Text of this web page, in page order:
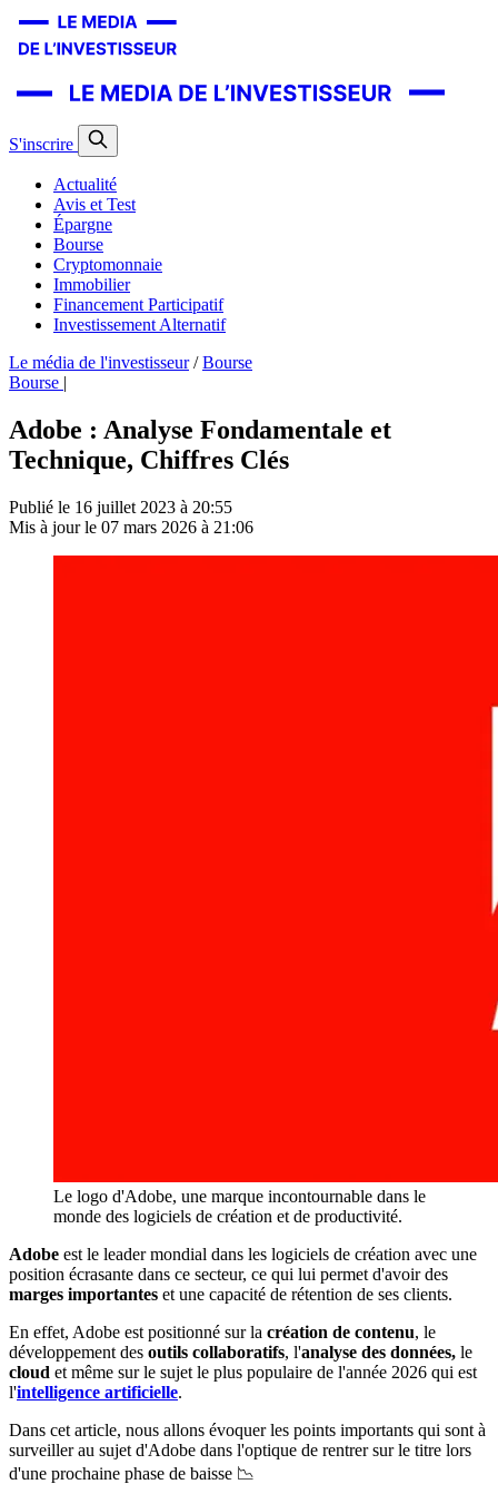
S'inscrire
Actualité
Avis et Test
Épargne
Bourse
Cryptomonnaie
Immobilier
Financement Participatif
Investissement Alternatif
Le média de l'investisseur / Bourse
Bourse |
Adobe : Analyse Fondamentale et
Technique, Chiffres Clés
Publié le 16 juillet 2023 à 20:55
Mis à jour le 07 mars 2026 à 21:06
Le logo d'Adobe, une marque incontournable dans le
monde des logiciels de création et de productivité.
Adobe est le leader mondial dans les logiciels de création avec une
position écrasante dans ce secteur, ce qui lui permet d'avoir des
marges importantes et une capacité de rétention de ses clients.
En effet, Adobe est positionné sur la création de contenu, le
développement des outils collaboratifs, l'analyse des données, le
cloud et même sur le sujet le plus populaire de l'année 2026 qui est
l'intelligence artificielle.
Dans cet article, nous allons évoquer les points importants qui sont à
surveiller au sujet d'Adobe dans l'optique de rentrer sur le titre lors
d'une prochaine phase de baisse 📉